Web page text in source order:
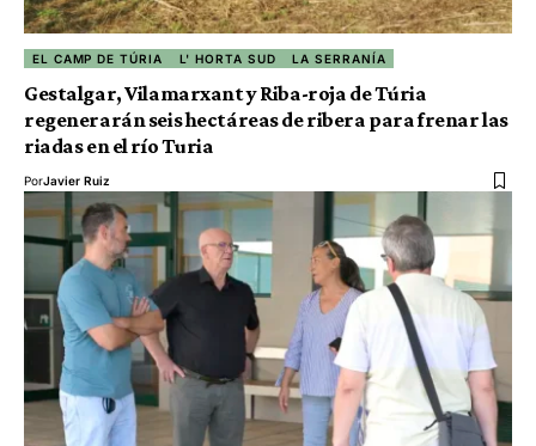
EL CAMP DE TÚRIA L' HORTA SUD LA SERRANÍA
Gestalgar, Vilamarxant y Riba-roja de Túria
regenerarán seis hectáreas de ribera para frenar las
riadas en el río Turia
PorJavier Ruiz